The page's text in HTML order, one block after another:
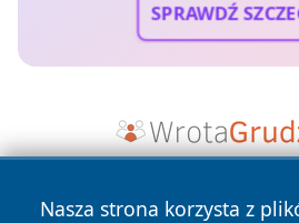
SPRAWDŹ
Nasza strona korzysta z